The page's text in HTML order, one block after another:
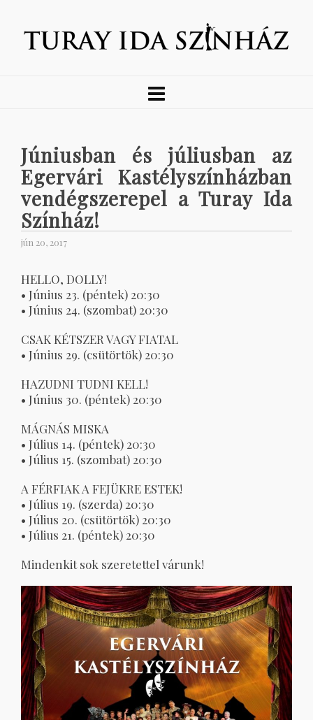
Júniusban és júliusban az
Egervári Kastélyszínházban
vendégszerepel a Turay Ida
Színház!
jún 20, 2017
HELLO, DOLLY!
• Június 23. (péntek) 20:30
• Június 24. (szombat) 20:30
CSAK KÉTSZER VAGY FIATAL
• Június 29. (csütörtök) 20:30
HAZUDNI TUDNI KELL!
• Június 30. (péntek) 20:30
MÁGNÁS MISKA
• Július 14. (péntek) 20:30
• Július 15. (szombat) 20:30
A FÉRFIAK A FEJÜKRE ESTEK!
• Július 19. (szerda) 20:30
• Július 20. (csütörtök) 20:30
• Július 21. (péntek) 20:30
Mindenkit sok szeretettel várunk!